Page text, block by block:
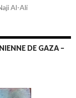
Al-Ali
DE GAZA –